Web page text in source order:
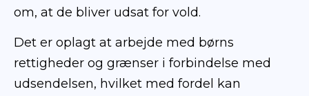
om, at de bliver udsat for vold.
Det er oplagt at arbejde med børns
rettigheder og grænser i forbindelse med
udsendelsen, hvilket med fordel kan